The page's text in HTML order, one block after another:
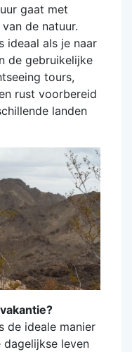
gaat met
de natuur.
ideaal als je naar
de gebruikelijke
tours,
rust voorbereid
landen
de ideale manier
leven